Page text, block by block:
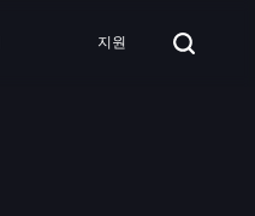
지원